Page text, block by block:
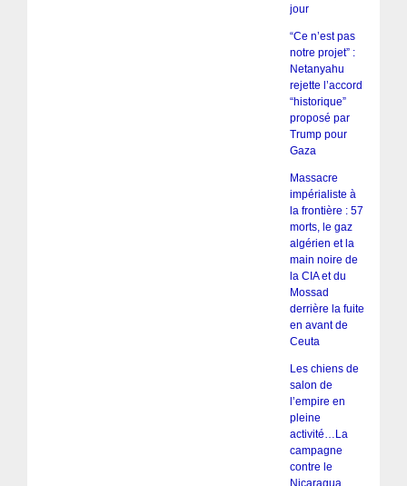
jour
“Ce n’est pas
notre projet” :
Netanyahu
rejette l’accord
“historique”
proposé par
Trump pour
Gaza
Massacre
impérialiste à
la frontière : 57
morts, le gaz
algérien et la
main noire de
la CIA et du
Mossad
derrière la fuite
en avant de
Ceuta
Les chiens de
salon de
l’empire en
pleine
activité…La
campagne
contre le
Nicaragua